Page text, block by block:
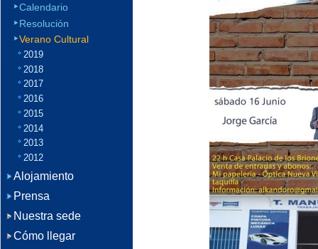
Calendario
Resolución
Verano Cultural
2019
2018
2017
2016
2015
2014
2013
2012
Alojamiento
Prensa
Nuestra sede
Cómo llegar